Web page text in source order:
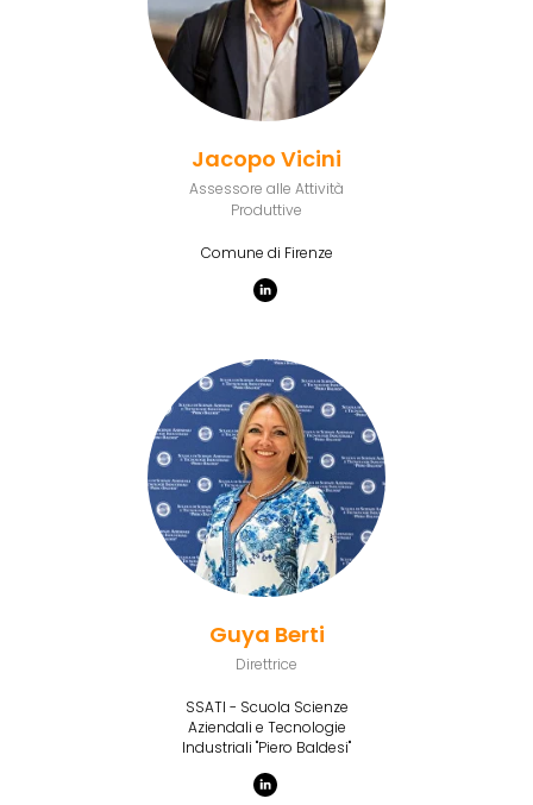
Jacopo Vicini
Assessore alle Attività
Produttive
Comune di Firenze
Guya Berti
Direttrice
SSATI - Scuola Scienze
Aziendali e Tecnologie
Industriali "Piero Baldesi"